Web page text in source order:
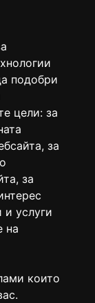
подобри
цели: за
, за
, за
услуги
на
които
.